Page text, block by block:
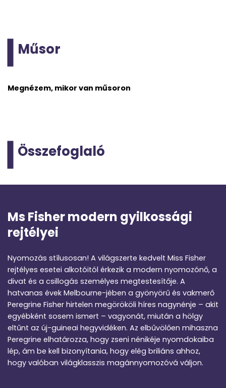
Műsor
Megnézem, mikor van műsoron
Összefoglaló
Ms Fisher modern gyilkossági
rejtélyei
Nyomozás stílusosan! A világszerte kedvelt Miss Fisher
rejtélyes esetei alkotóitól érkezik a modern nyomozónő, a
divat és a csillogás személyes megtestesítője. A
hatvanas évek Melbourne-jében a gyönyörű és vakmerő
Peregrine Fisher hirtelen megörököli híres nagynénje – akit
egyébként sosem ismert – vagyonát, miután a hölgy
eltűnt az új-guineai hegyvidéken. Az elbűvölően mihaszna
Peregrine elhatározza, hogy zseni nénikéje nyomdokaiba
lép, ám be kell bizonyítania, hogy elég briliáns ahhoz,
hogy valóban világklasszis magánnyomozóvá váljon.